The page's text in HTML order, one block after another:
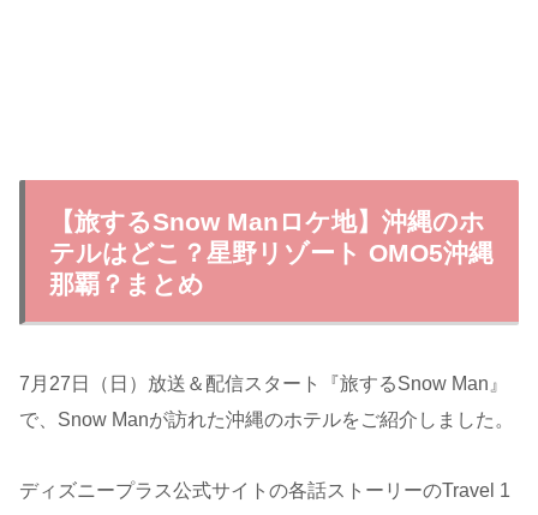
【旅するSnow Manロケ地】沖縄のホ
テルはどこ？星野リゾート OMO5沖縄
那覇？まとめ
7月27日（日）放送＆配信スタート『旅するSnow Man』
で、Snow Manが訪れた沖縄のホテルをご紹介しました。
ディズニープラス公式サイトの各話ストーリーのTravel 1